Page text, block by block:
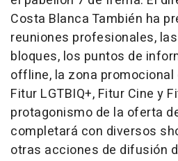
Costa Blanca También ha
reuniones profesionales,
bloques, los puntos de
offline, la zona
Fitur LGTBIQ+, Fitur Cine y
protagonismo de la oferta
completará con diversos
otras acciones de difusión